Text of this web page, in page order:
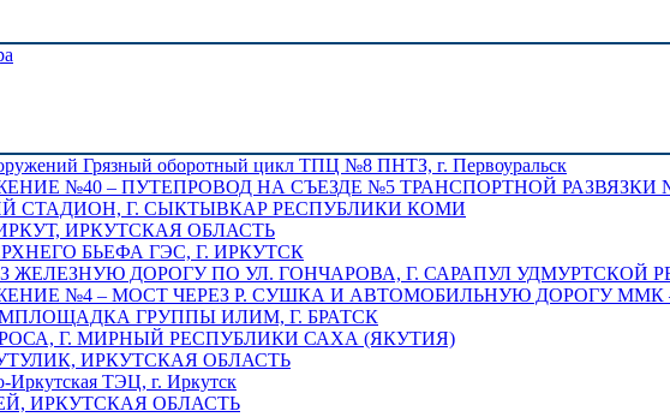
Грязный оборотный цикл ТПЦ №8 ПНТЗ, г. Первоуральск
№40 – ПУТЕПРОВОД НА СЪЕЗДЕ №5 ТРАНСПОРТНОЙ РАЗВЯЗКИ
СТАДИОН, Г. СЫКТЫВКАР РЕСПУБЛИКИ КОМИ
ИРКУТСКАЯ ОБЛАСТЬ
БЬЕФА ГЭС, Г. ИРКУТСК
ЖЕЛЕЗНУЮ ДОРОГУ ПО УЛ. ГОНЧАРОВА, Г. САРАПУЛ УДМУРТСКОЙ
№4 – МОСТ ЧЕРЕЗ Р. СУШКА И АВТОМОБИЛЬНУЮ ДОРОГУ ММК
ГРУППЫ ИЛИМ, Г. БРАТСК
Г. МИРНЫЙ РЕСПУБЛИКИ САХА (ЯКУТИЯ)
ИРКУТСКАЯ ОБЛАСТЬ
Иркутская ТЭЦ, г. Иркутск
ИРКУТСКАЯ ОБЛАСТЬ